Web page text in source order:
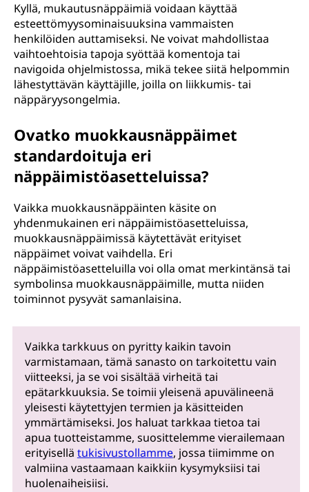
Kyllä, mukautusnäppäimiä voidaan käyttää
esteettömyysominaisuuksina vammaisten
henkilöiden auttamiseksi. Ne voivat mahdollistaa
vaihtoehtoisia tapoja syöttää komentoja tai
navigoida ohjelmistossa, mikä tekee siitä helpommin
lähestyttävän käyttäjille, joilla on liikkumis- tai
näppäryysongelmia.
Ovatko muokkausnäppäimet
standardoituja eri
näppäimistöasetteluissa?
Vaikka muokkausnäppäinten käsite on
yhdenmukainen eri näppäimistöasetteluissa,
muokkausnäppäimissä käytettävät erityiset
näppäimet voivat vaihdella. Eri
näppäimistöasetteluilla voi olla omat merkintänsä tai
symbolinsa muokkausnäppäimille, mutta niiden
toiminnot pysyvät samanlaisina.
Vaikka tarkkuus on pyritty kaikin tavoin
varmistamaan, tämä sanasto on tarkoitettu vain
viitteeksi, ja se voi sisältää virheitä tai
epätarkkuuksia. Se toimii yleisenä apuvälineenä
yleisesti käytettyjen termien ja käsitteiden
ymmärtämiseksi. Jos haluat tarkkaa tietoa tai
apua tuotteistamme, suosittelemme vierailemaan
erityisellä tukisivustollamme, jossa tiimimme on
valmiina vastaamaan kaikkiin kysymyksiisi tai
huolenaiheisiisi.